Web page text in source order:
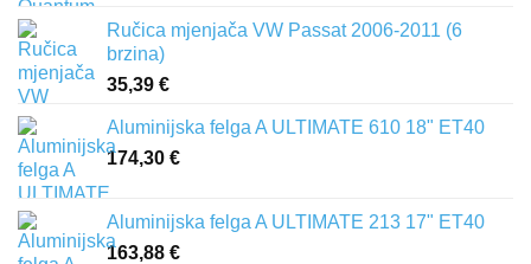
Ručica mjenjača VW Passat 2006-2011 (6
brzina)
35,39 €
Aluminijska felga A ULTIMATE 610 18" ET40
174,30 €
Aluminijska felga A ULTIMATE 213 17" ET40
163,88 €